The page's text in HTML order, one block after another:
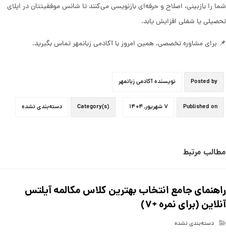
شما را بازبینی، اصلاح و حرفه‌ای بازنویسی می‌کنند تا شانس موفقیتتان در اپلای
تحصیلی یا شغلی افزایش یابد.
📌 برای مشاوره تخصصی، همین امروز با آکادمی زبانمهر تماس بگیرید.
Posted by نویسنده آکادمی زبانمهر
Published on ۷ شهریور, ۱۴۰۴ Category(s) دسته‌بندی نشده
مطالب مرتبط
راهنمای جامع انتخاب بهترین کلاس مکالمه آیلتس
آنلاین (برای نمره +۷)
دسته‌بندی نشده